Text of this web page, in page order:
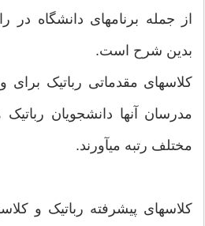
از جمله برنامهای دانشگاه در
بدین شرح است.
کلاسهای مقدماتی رباتیک
مدرسان آنها دانشجویان
مختلف رتبه میآورند.
کلاسهای پیشرفته رباتیک و